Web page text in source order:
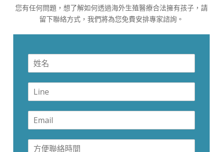
您有任何問題，想了解如何透過海外生殖醫療合法擁有孩子，請
留下聯絡方式，我們將為您免費安排專家諮詢。